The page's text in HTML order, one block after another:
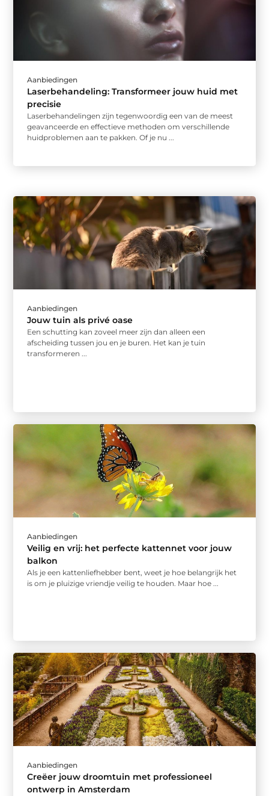
Aanbiedingen
Laserbehandeling: Transformeer jouw huid met
precisie
Laserbehandelingen zijn tegenwoordig een van de meest
geavanceerde en effectieve methoden om verschillende
huidproblemen aan te pakken. Of je nu ...
Aanbiedingen
Jouw tuin als privé oase
Een schutting kan zoveel meer zijn dan alleen een
afscheiding tussen jou en je buren. Het kan je tuin
transformeren ...
Aanbiedingen
Veilig en vrij: het perfecte kattennet voor jouw
balkon
Als je een kattenliefhebber bent, weet je hoe belangrijk het
is om je pluizige vriendje veilig te houden. Maar hoe ...
Aanbiedingen
Creëer jouw droomtuin met professioneel
ontwerp in Amsterdam